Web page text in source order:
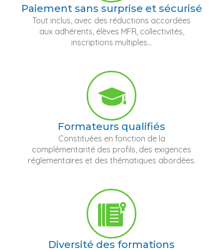
Paiement sans surprise et sécurisé
Tout inclus, avec des réductions accordées
aux adhérents, élèves MFR, collectivités,
inscriptions multiples...
Formateurs qualifiés
Constituées en fonction de la
complémentarité des profils, des exigences
réglementaires et des thématiques abordées.
Diversité des formations